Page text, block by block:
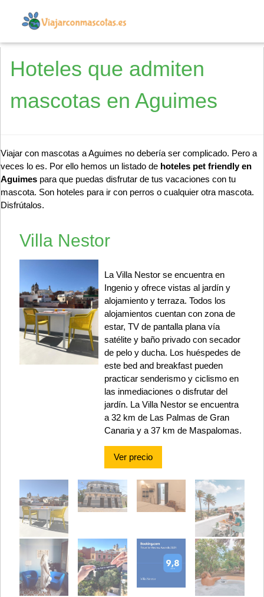
Hoteles que admiten
mascotas en Aguimes
Viajar con mascotas a Aguimes no debería ser complicado. Pero a
veces lo es. Por ello hemos un listado de hoteles pet friendly en
Aguimes para que puedas disfrutar de tus vacaciones con tu
mascota. Son hoteles para ir con perros o cualquier otra mascota.
Disfrútalos.
Villa Nestor
La Villa Nestor se encuentra en
Ingenio y ofrece vistas al jardín y
alojamiento y terraza. Todos los
alojamientos cuentan con zona de
estar, TV de pantalla plana vía
satélite y baño privado con secador
de pelo y ducha. Los huéspedes de
este bed and breakfast pueden
practicar senderismo y ciclismo en
las inmediaciones o disfrutar del
jardín. La Villa Nestor se encuentra
a 32 km de Las Palmas de Gran
Canaria y a 37 km de Maspalomas.
Ver precio